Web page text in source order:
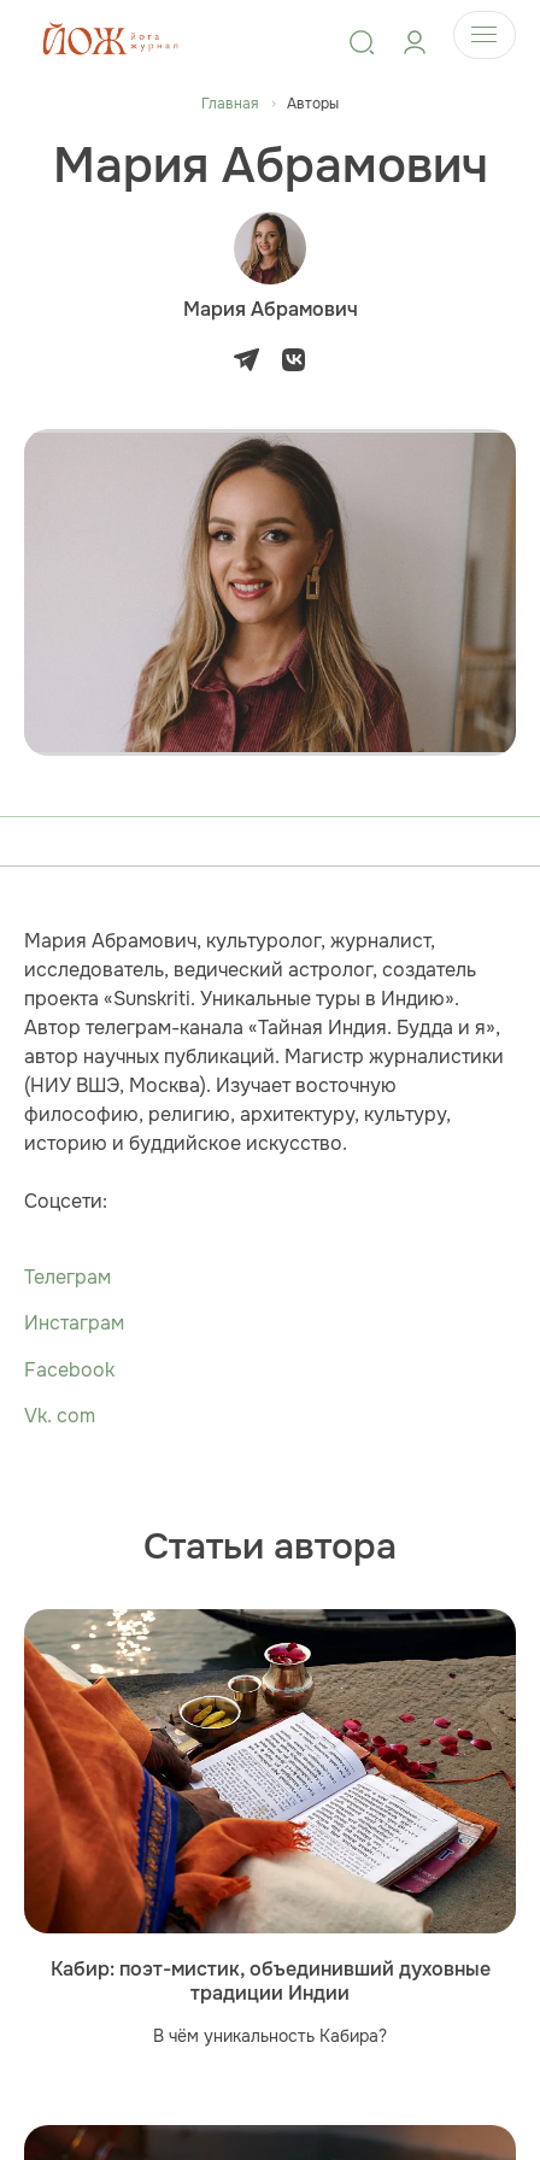
Главная Авторы
Мария Абрамович
Мария Абрамович
Мария Абрамович, культуролог, журналист,
исследователь, ведический астролог, создатель
проекта «Sunskriti. Уникальные туры в Индию».
Автор телеграм-канала «Тайная Индия. Будда и я»,
автор научных публикаций. Магистр журналистики
(НИУ ВШЭ, Москва). Изучает восточную
философию, религию, архитектуру, культуру,
историю и буддийское искусство.
Соцсети:
Телеграм
Инстаграм
Facebook
Vk. com
Статьи автора
Кабир: поэт-мистик, объединивший духовные
традиции Индии
В чём уникальность Кабира?